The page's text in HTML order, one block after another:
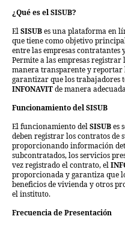
¿Qué es el SISUB?
El SISUB es una plataforma en
que tiene como objetivo
entre las empresas contratantes
Permite a las empresas
manera transparente y
garantizar que los trabajadores
INFONAVIT de manera
Funcionamiento del SISUB
El funcionamiento del SISUB es
deben registrar los contratos
proporcionando información
subcontratados, los servicios
vez registrado el contrato, el
proporcionada y garantiza que
beneficios de vivienda y otros
el instituto.
Frecuencia de Presentación